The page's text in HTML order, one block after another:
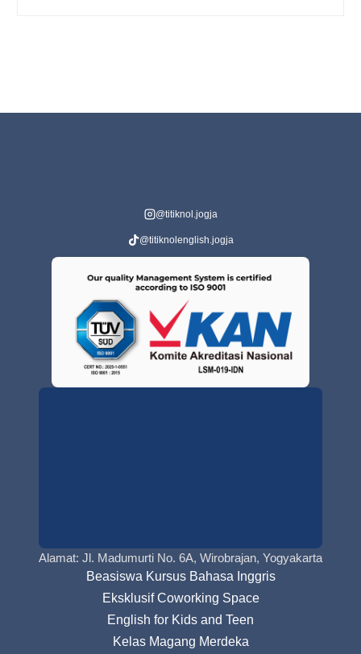
@titiknol.jogja
@titiknolenglish.jogja
Alamat: Jl. Madumurti No. 6A, Wirobrajan, Yogyakarta
Beasiswa Kursus Bahasa Inggris
Eksklusif Coworking Space
English for Kids and Teen
Kelas Magang Merdeka